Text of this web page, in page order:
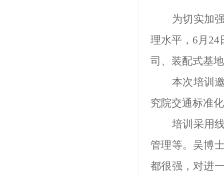
为切实加
理水平， 6月24
司、装配式基
本次培训
究院交通标准
培训采用
管理等。 吴博
都很强，对进